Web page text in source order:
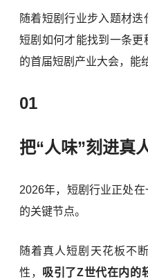
随着短剧行业步入题材
短剧如何才能找到一条
的首届短剧产业大会，能
01
把“人味”刻进真
2026年，短剧行业正处
的关键节点。
随着真人短剧天花板不
性， 吸引了Z世代在内的